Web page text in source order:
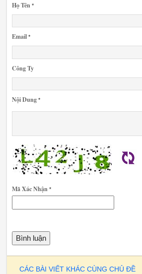
Họ Tên *
Email *
Công Ty
Nội Dung *
Mã Xác Nhận *
CÁC BÀI VIẾT KHÁC CÙNG CHỦ ĐỀ